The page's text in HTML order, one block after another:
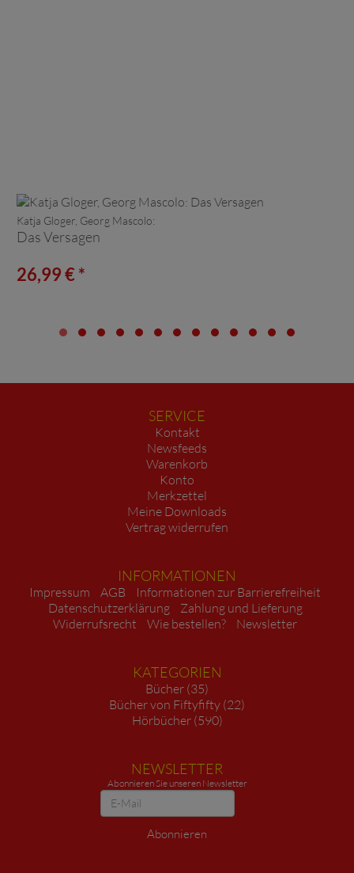
Katja Gloger, Georg Mascolo:
Das Versagen
26,99 € *
SERVICE
Kontakt
Newsfeeds
Warenkorb
Konto
Merkzettel
Meine Downloads
Vertrag widerrufen
INFORMATIONEN
Impressum AGB
Informationen zur Barrierefreiheit
Datenschutzerklärung
Zahlung und Lieferung
Widerrufsrecht
Wie bestellen? Newsletter
KATEGORIEN
Bücher (35)
Bücher von Fiftyfifty (22)
Hörbücher (590)
NEWSLETTER
Abonnieren Sie unseren Newsletter
Newsletter
Abonnieren